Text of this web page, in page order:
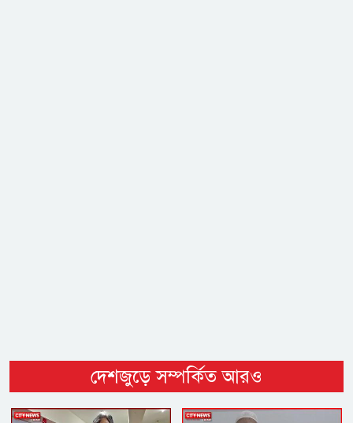
দেশজুড়ে সম্পর্কিত আরও